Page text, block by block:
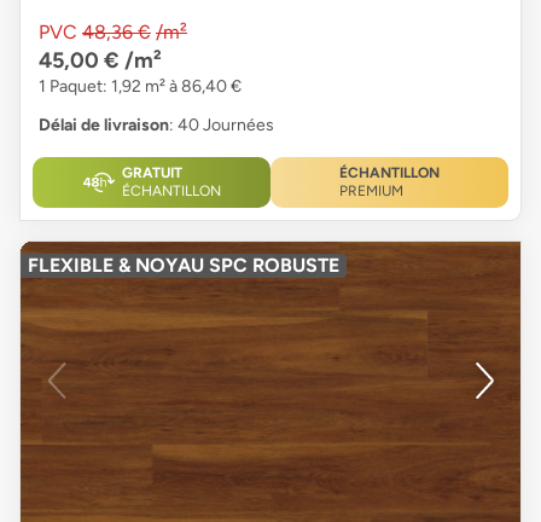
PVC 48,36 € /m²
45,00 € /m²
1 Paquet: 1,92 m² à 86,40 €
Délai de livraison: 40 Journées
GRATUIT
ÉCHANTILLON
ÉCHANTILLON
PREMIUM
FLEXIBLE & NOYAU SPC ROBUSTE